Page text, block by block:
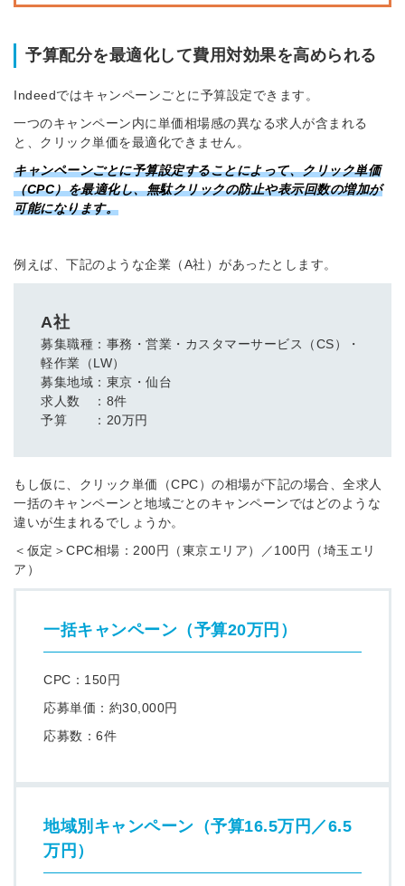
予算配分を最適化して費用対効果を高められる
Indeedではキャンペーンごとに予算設定できます。
一つのキャンペーン内に単価相場感の異なる求人が含まれる
と、クリック単価を最適化できません。
キャンペーンごとに予算設定することによって、クリック単価
（CPC）を最適化し、無駄クリックの防止や表示回数の増加が
可能になります。
例えば、下記のような企業（A社）があったとします。
A社
募集職種：事務・営業・カスタマーサービス（CS）・
軽作業（LW）
募集地域：東京・仙台
求人数 ：8件
予算 ：20万円
もし仮に、クリック単価（CPC）の相場が下記の場合、全求人
一括のキャンペーンと地域ごとのキャンペーンではどのような
違いが生まれるでしょうか。
＜仮定＞CPC相場：200円（東京エリア）／100円（埼玉エリ
ア）
一括キャンペーン（予算20万円）
CPC：150円
応募単価：約30,000円
応募数：6件
地域別キャンペーン（予算16.5万円／6.5
万円）